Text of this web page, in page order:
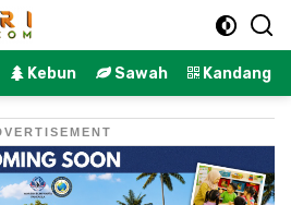
Kebun Sawah Kandang